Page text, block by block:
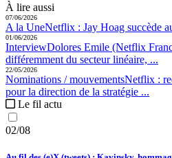
À lire aussi
07/06/2026
A la UneNetflix : Jay Hoag succède
01/06/2026
InterviewDolores Emile (Netflix
différemment du secteur linéaire, ...
22/05/2026
Nominations / mouvementsNetflix :
pour la direction de la stratégie ...
Le fil actu
02/08